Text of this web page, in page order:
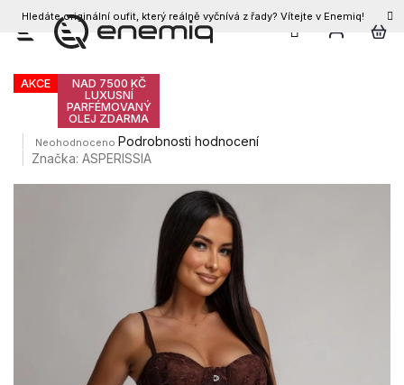
Přejít
Hledáte originální oufit, který reálně vyčnívá z řady? Vítejte v Enemiq!
CZK
Dámský top INIA
AKCE
NAD 7500 KČ
LUXUSNÍ
PARFÉMOVANÝ
OLEJ ZDARMA
Průměrné
hodnocení
Neohodnoceno Podrobnosti hodnocení
Značka:ASPERISSIA